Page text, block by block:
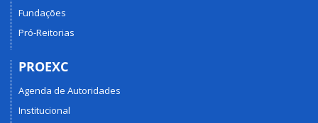
Fundações
Pró-Reitorias
PROEXC
Agenda de Autoridades
Institucional